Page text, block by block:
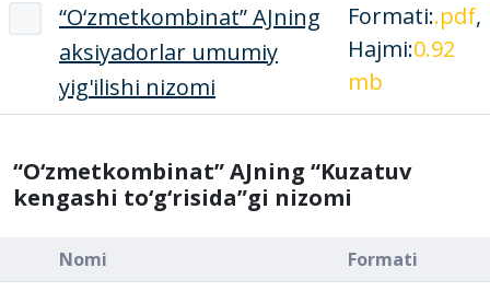
“O‘zmetkombinat” AJning
aksiyadorlar umumiy
yig'ilishi nizomi
Formati:.pdf,
Hajmi:0.92
mb
“O‘zmetkombinat” AJning “Kuzatuv
kengashi to‘g‘risida”gi nizomi
Nomi Formati